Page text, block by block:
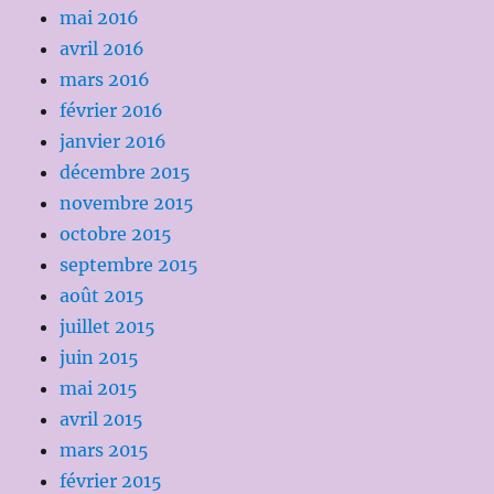
mai 2016
avril 2016
mars 2016
février 2016
janvier 2016
décembre 2015
novembre 2015
octobre 2015
septembre 2015
août 2015
juillet 2015
juin 2015
mai 2015
avril 2015
mars 2015
février 2015